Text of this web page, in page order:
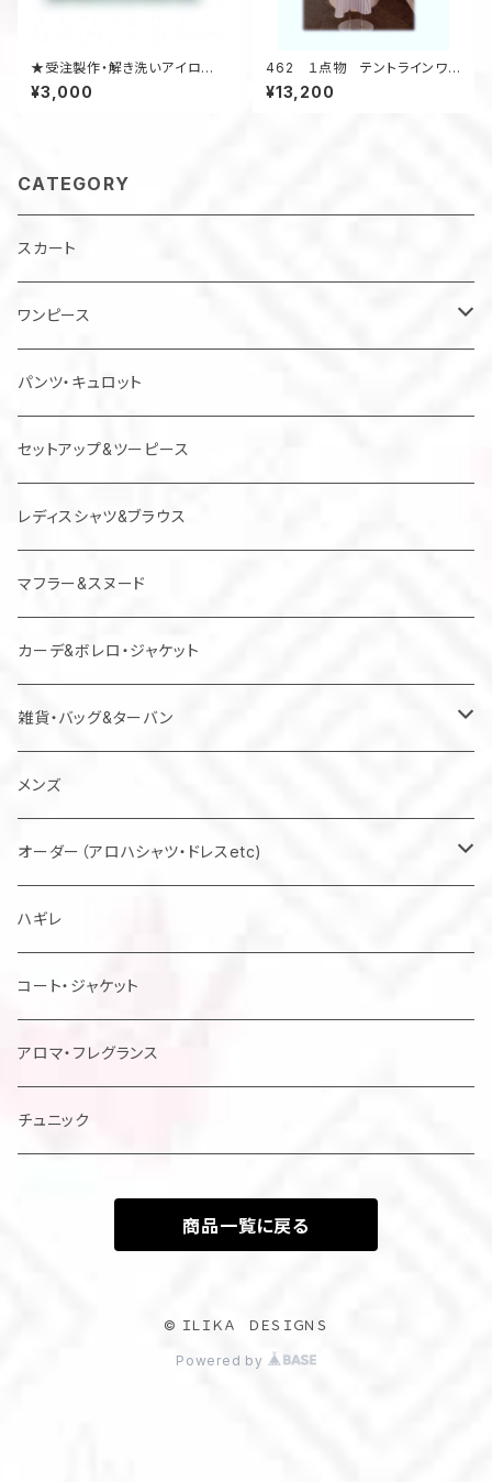
★受注製作・解き洗いアイロン
工賃★ 着物アップサイクル
¥3,000
462 １点物 テントラインワン
ピース ジャンパースカート
浴衣リメイク 大きいサイ
¥13,200
CATEGORY
スカート
ワンピース
チュニック
ジャンパースカート
パンツ・キュロット
セットアップ&ツーピース
レディスシャツ&ブラウス
マフラー&スヌード
カーデ&ボレロ・ジャケット
雑貨・バッグ&ターバン
バッグ
マスク
メンズ
オーダー（アロハシャツ・ドレスetc)
メンズアロハシャツ他
レディスドレス・シャツ他
ハギレ
コート・ジャケット
アロマ・フレグランス
チュニック
商品一覧に戻る
© ＩＬＩＫＡ ＤＥＳＩＧＮＳ
Powered by